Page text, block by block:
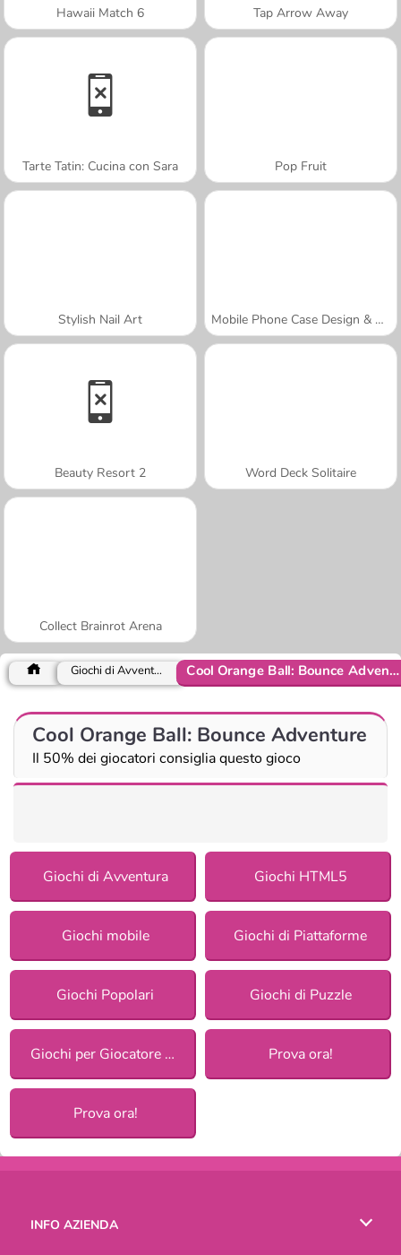
Hawaii Match 6 Tap Arrow Away
Tarte Tatin: Cucina con Sara Pop Fruit
Stylish Nail Art Mobile Phone Case Design & DIY
Beauty Resort 2 Word Deck Solitaire
Collect Brainrot Arena
Giochi di Avventura Cool Orange Ball: Bounce Adventure
Cool Orange Ball: Bounce Adventure
Il 50% dei giocatori consiglia questo gioco
Giochi di Avventura Giochi HTML5
Giochi mobile Giochi di Piattaforme
Giochi Popolari Giochi di Puzzle
Giochi per Giocatore Singolo Prova ora!
Prova ora!
INFO AZIENDA